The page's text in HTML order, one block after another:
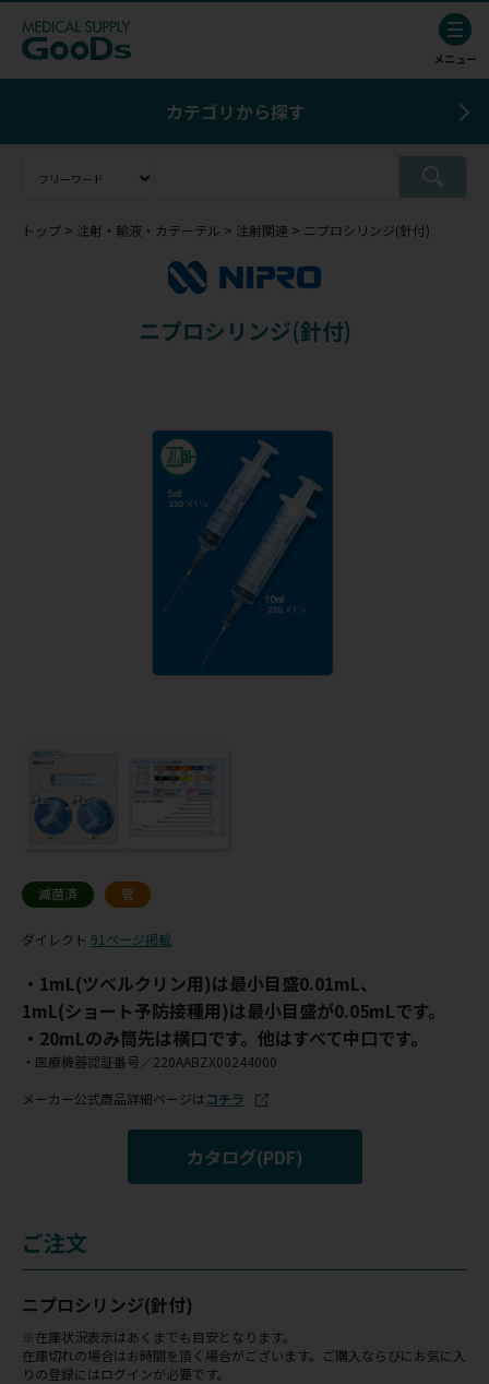
カテゴリから探す
トップ 注射・輸液・カテーテル 注射関連 ニプロシリンジ(針付)
ニプロシリンジ(針付)
滅菌済 管
ダイレクト 91ページ掲載
・1mL(ツベルクリン用)は最小目盛0.01mL、
1mL(ショート予防接種用)は最小目盛が0.05mLです。
・20mLのみ筒先は横口です。他はすべて中口です。
・医療機器認証番号／220AABZX00244000
メーカー公式商品詳細ページはコチラ
カタログ(PDF)
ご注文
ニプロシリンジ(針付)
※在庫状況表示はあくまでも目安となります。
在庫切れの場合はお時間を頂く場合がございます。ご購入ならびにお気に入
りの登録にはログインが必要です。